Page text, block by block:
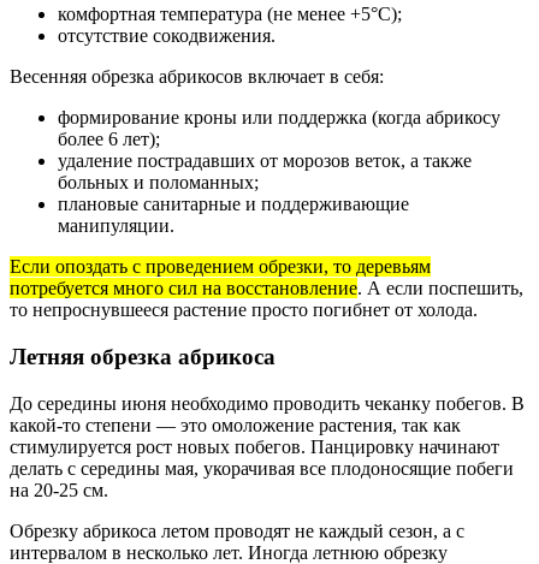
комфортная температура (не менее +5°С);
отсутствие сокодвижения.
Весенняя обрезка абрикосов включает в себя:
формирование кроны или поддержка (когда абрикосу
более 6 лет);
удаление пострадавших от морозов веток, а также
больных и поломанных;
плановые санитарные и поддерживающие
манипуляции.
Если опоздать с проведением обрезки, то деревьям
потребуется много сил на восстановление. А если поспешить,
то непроснувшееся растение просто погибнет от холода.
Летняя обрезка абрикоса
До середины июня необходимо проводить чеканку побегов. В
какой-то степени — это омоложение растения, так как
стимулируется рост новых побегов. Панцировку начинают
делать с середины мая, укорачивая все плодоносящие побеги
на 20-25 см.
Обрезку абрикоса летом проводят не каждый сезон, а с
интервалом в несколько лет. Иногда летнюю обрезку